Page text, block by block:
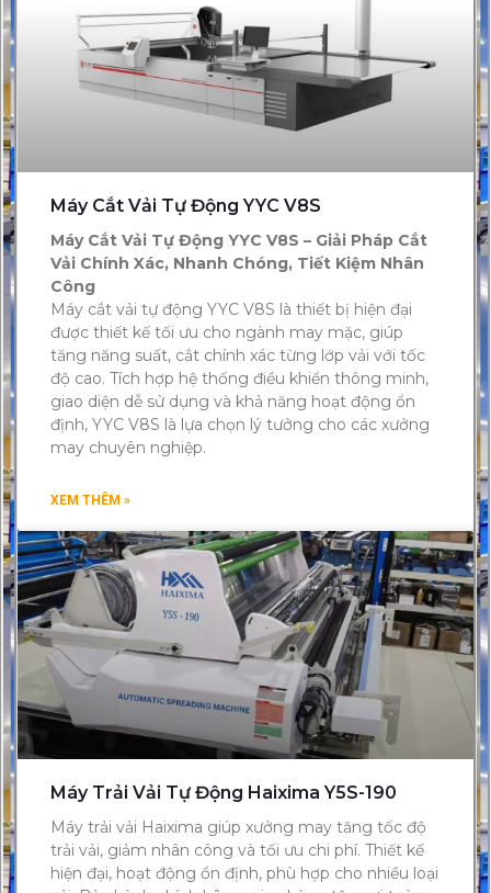
Máy Cắt Vải Tự Động YYC V8S
Máy Cắt Vải Tự Động YYC V8S – Giải Pháp Cắt
Vải Chính Xác, Nhanh Chóng, Tiết Kiệm Nhân
Công
Máy cắt vải tự động YYC V8S là thiết bị hiện đại
được thiết kế tối ưu cho ngành may mặc, giúp
tăng năng suất, cắt chính xác từng lớp vải với tốc
độ cao. Tích hợp hệ thống điều khiển thông minh,
giao diện dễ sử dụng và khả năng hoạt động ổn
định, YYC V8S là lựa chọn lý tưởng cho các xưởng
may chuyên nghiệp.
XEM THÊM »
Máy Trải Vải Tự Động Haixima Y5S-190
Máy trải vải Haixima giúp xưởng may tăng tốc độ
trải vải, giảm nhân công và tối ưu chi phí. Thiết kế
hiện đại, hoạt động ổn định, phù hợp cho nhiều loại